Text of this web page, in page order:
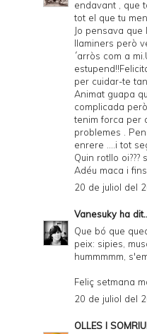
endavant , que
tot el que tu
Jo pensava
llaminers però
´arròs com a
per cuidar-te tan
Animat guapa
complicada
tenim forca per
problemes .
enrere ....i tot
Quin rotllo oi???
Adéu maca i
20 de juliol del
Vanesukyha
Que bó que
peix: sipies,
hummmmm,
Feliç setmana
20 de juliol del
OLLES I